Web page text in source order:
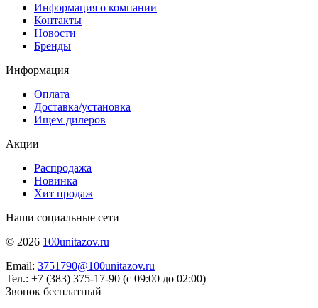
Информация о компании
Контакты
Новости
Бренды
Информация
Оплата
Доставка/установка
Ищем дилеров
Акции
Распродажа
Новинка
Хит продаж
Наши социальные сети
© 2026 100unitazov.ru
Email: 3751790@100unitazov.ru
Тел.: +7 (383) 375-17-90 (с 09:00 до 02:00)
Звонок бесплатный